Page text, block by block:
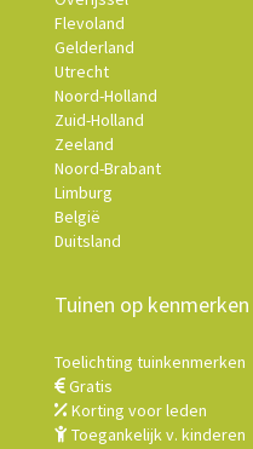
Flevoland
Gelderland
Utrecht
Noord-Holland
Zuid-Holland
Zeeland
Noord-Brabant
Limburg
België
Duitsland
Tuinen op kenmerken
Toelichting tuinkenmerken
Gratis
Korting voor leden
Toegankelijk v. kinderen